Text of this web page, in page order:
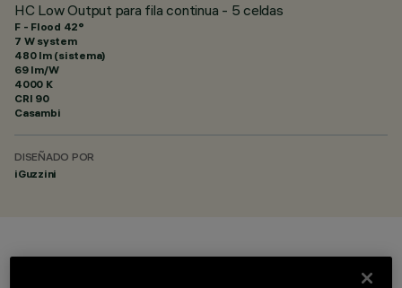
HC Low Output para fila continua - 5 celdas
F - Flood 42°
7 W system
480 lm (sistema)
69 lm/W
4000 K
CRI 90
Casambi
DISEÑADO POR
iGuzzini
COLOR